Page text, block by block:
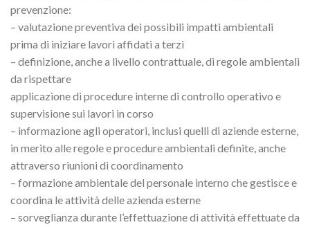
prevenzione:
– valutazione preventiva dei possibili impatti ambientali
prima di iniziare lavori affidati a terzi
– definizione, anche a livello contrattuale, di regole ambientali
da rispettare
applicazione di procedure interne di controllo operativo e
supervisione sui lavori in corso
– informazione agli operatori, inclusi quelli di aziende esterne,
in merito alle regole e procedure ambientali definite, anche
attraverso riunioni di coordinamento
– formazione ambientale del personale interno che gestisce e
coordina le attività delle azienda esterne
– sorveglianza durante l’effettuazione di attività effettuate da